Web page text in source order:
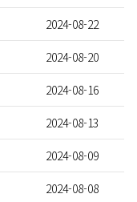
2024-08-22
2024-08-20
2024-08-16
2024-08-13
2024-08-09
2024-08-08